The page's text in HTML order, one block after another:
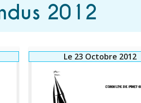
2012
Le 23 Octobre 2012